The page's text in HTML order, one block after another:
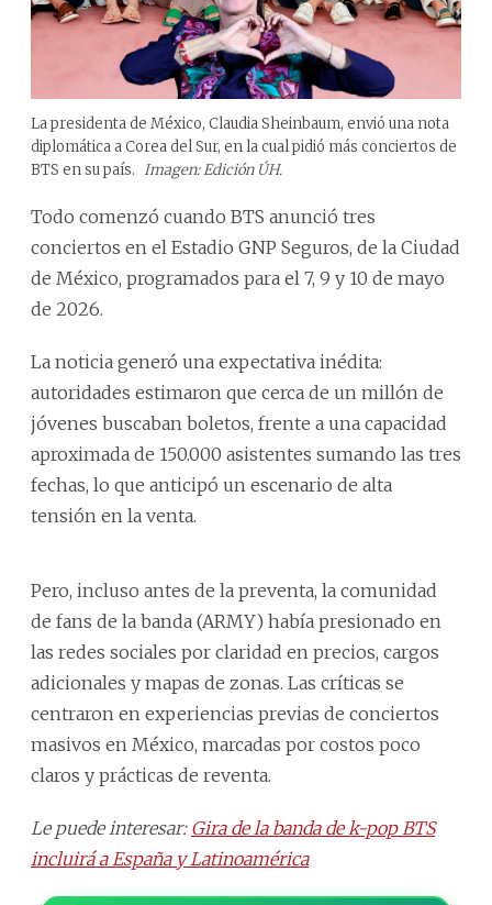
La presidenta de México, Claudia Sheinbaum, envió una nota
diplomática a Corea del Sur, en la cual pidió más conciertos de
BTS en su país. Imagen: Edición ÚH.
Todo comenzó cuando BTS anunció tres
conciertos en el Estadio GNP Seguros, de la Ciudad
de México, programados para el 7, 9 y 10 de mayo
de 2026.
La noticia generó una expectativa inédita:
autoridades estimaron que cerca de un millón de
jóvenes buscaban boletos, frente a una capacidad
aproximada de 150.000 asistentes sumando las tres
fechas, lo que anticipó un escenario de alta
tensión en la venta.
Pero, incluso antes de la preventa, la comunidad
de fans de la banda (ARMY) había presionado en
las redes sociales por claridad en precios, cargos
adicionales y mapas de zonas. Las críticas se
centraron en experiencias previas de conciertos
masivos en México, marcadas por costos poco
claros y prácticas de reventa.
Le puede interesar: Gira de la banda de k-pop BTS
incluirá a España y Latinoamérica